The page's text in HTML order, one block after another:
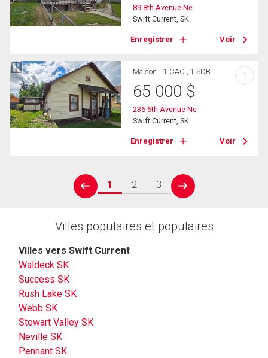
89 8th Avenue Ne
Swift Current, SK
Enregistrer Voir
Maison 1 CAC , 1 SDB
65 000 $
236 6th Avenue Ne
Swift Current, SK
Enregistrer Voir
?
prev
1 2 3
next
Villes populaires et populaires
Villes vers Swift Current
Waldeck SK
Success SK
Rush Lake SK
Webb SK
Stewart Valley SK
Neville SK
Pennant SK